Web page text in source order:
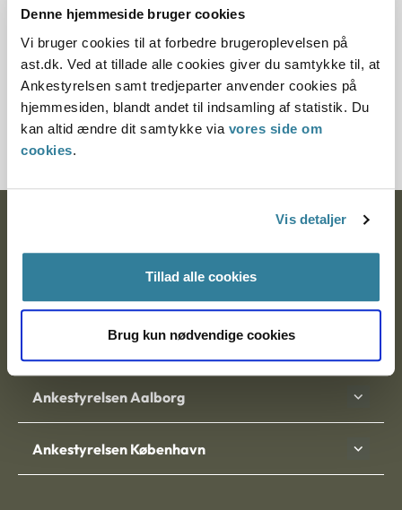
Denne hjemmeside bruger cookies
Vi bruger cookies til at forbedre brugeroplevelsen på
ast.dk. Ved at tillade alle cookies giver du samtykke til, at
Ankestyrelsen samt tredjeparter anvender cookies på
hjemmesiden, blandt andet til indsamling af statistik. Du
kan altid ændre dit samtykke via vores side om
cookies.
Vis detaljer
Tillad alle cookies
Brug kun nødvendige cookies
§ 84 § 15d § 15 § 15a
Journalnummer
3500400-06
Nytorv 7, 2. sal
9000 Aalborg
Ankestyrelsen Aalborg
Ankestyrelsen København